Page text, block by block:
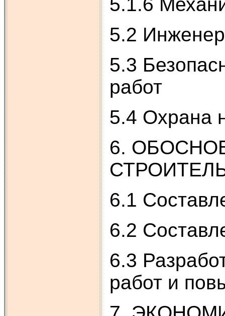
5.2
5.3
работ
5.4 Охрана
6.
6.1
6.2
6.3
работ и